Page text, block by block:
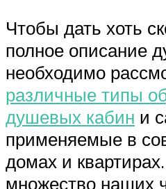
Чтобы дать хоть
полное описание
необходимо
различные типы
душевых кабин и
применяемые в
домах и
множество наших